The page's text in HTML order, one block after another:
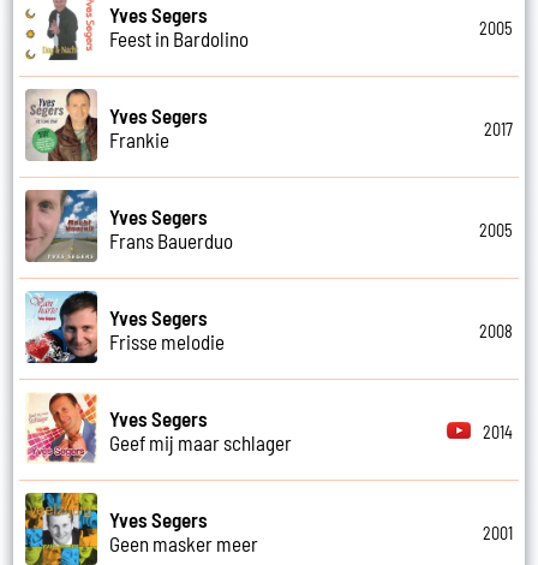
Yves Segers
Feest in Bardolino
2005
Yves Segers
Frankie
2017
Yves Segers
Frans Bauerduo
2005
Yves Segers
Frisse melodie
2008
Yves Segers
Geef mij maar schlager
2014
Yves Segers
Geen masker meer
2001